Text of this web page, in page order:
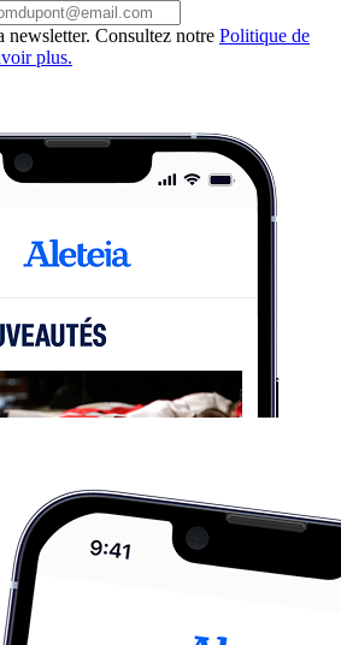
newsletter. Consultez notre Politique de
plus.